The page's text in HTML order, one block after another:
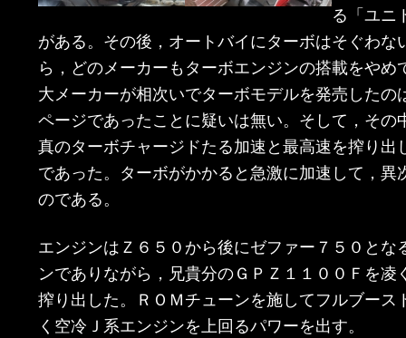
る「ユニ
がある。その後，オートバイにターボはそぐわな
ら，どのメーカーもターボエンジンの搭載をやめ
大メーカーが相次いでターボモデルを発売したの
ページであったことに疑いは無い。そして，その
真のターボチャージドたる加速と最高速を搾り出
であった。ターボがかかると急激に加速して，異
のである。
エンジンはＺ６５０から後にゼファー７５０とな
ンでありながら，兄貴分のＧＰＺ１１００Ｆを凌
搾り出した。ＲＯＭチューンを施してフルブース
く空冷Ｊ系エンジンを上回るパワーを出す。